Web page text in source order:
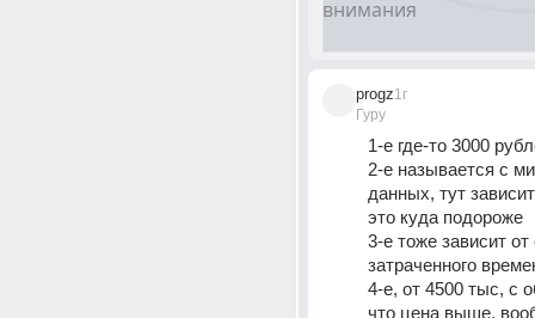
progz
Гуру
1г
1-е где-то 3000
2-е называется с
данных, тут
это куда подороже
3-е тоже зависит
затраченного
4-е, от 4500 тыс, с
что цена выше,